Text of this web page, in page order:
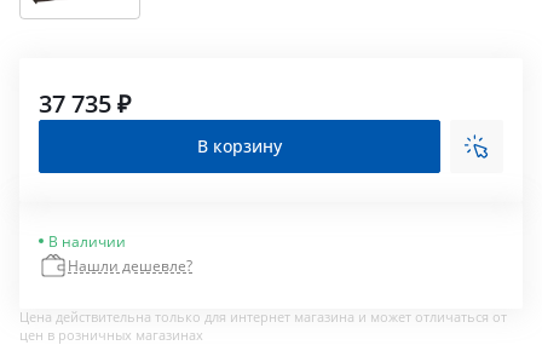
37 735 ₽
В корзину
В наличии
Нашли дешевле?
Цена действительна только для интернет магазина и может отличаться от
цен в розничных магазинах